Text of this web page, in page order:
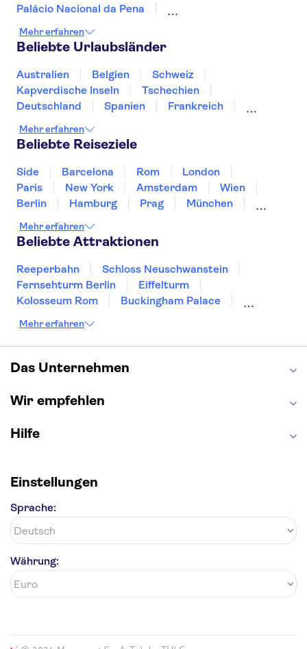
Palácio Nacional da Pena
Palácio Nacional de Queluz
Praça do Comércio
Sport Lisboa e Benfica-Stadion (Estádio da Luz)
Mosteiro dos Jerónimos
Ozeaneum Lissabon
Telecabine Lisboa
Arco da Rua Augusta
Calouste Gulbenkian Museum
Mehr erfahren
Beliebte Urlaubsländer
Australien Belgien
Schweiz
Kapverdische Inseln
Tschechien
Deutschland
Spanien
Frankreich
Italien
Japan Luxemburg
Polen
Portugal Schweden
Mehr erfahren
Beliebte Reiseziele
Side Barcelona Rom
London
Paris
New York Amsterdam
Wien
Berlin
Hamburg Prag
München
Stuttgart
Heidelberg
Mehr erfahren
Beliebte Attraktionen
Reeperbahn
Schloss Neuschwanstein
Fernsehturm Berlin
Eiffelturm
Kolosseum Rom
Buckingham Palace
Sagrada Familia
Moulin Rouge
Burj Khalifa
Keukenhof
London Eye
Elbphilharmonie
Mehr erfahren
Das Unternehmen
Wir empfehlen
Hilfe
Einstellungen
Sprache:
Währung: